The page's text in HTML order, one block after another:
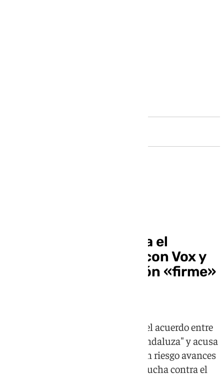
Montero carga contra el
Gobierno de Moreno con Vox y
promete una oposición «firme»
La líder del PSOE-A sostiene que el acuerdo entre
PP y Vox supone el fin de la "vía andaluza" y acusa
al Gobierno de Moreno de poner en riesgo avances
en igualdad, servicios públicos y lucha contra el